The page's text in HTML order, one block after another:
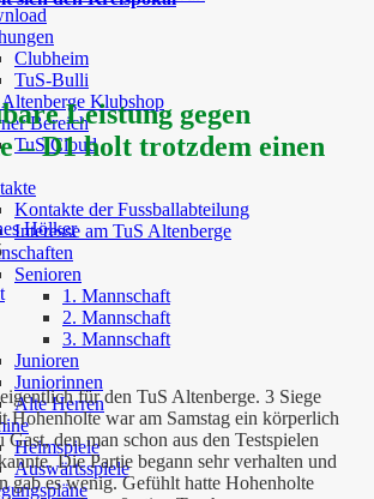
Clubheim
TuS-Bulli
Klubshop
Bereich
TuS Cloud
Kontakte der Fussballabteilung
Interesse am TuS Altenberge
Senioren
1. Mannschaft
2. Mannschaft
3. Mannschaft
Junioren
Juniorinnen
Alte Herren
Heimspiele
Auswärtsspiele
Leistung gegen
– D1 holt trotzdem einen
Hölker
für den TuS Altenberge. 3 Siege
Hohenholte war am Samstag ein körperlich
Gast, den man schon aus den Testspielen
Die Partie begann sehr verhalten und
gab es wenig. Gefühlt hatte Hohenholte